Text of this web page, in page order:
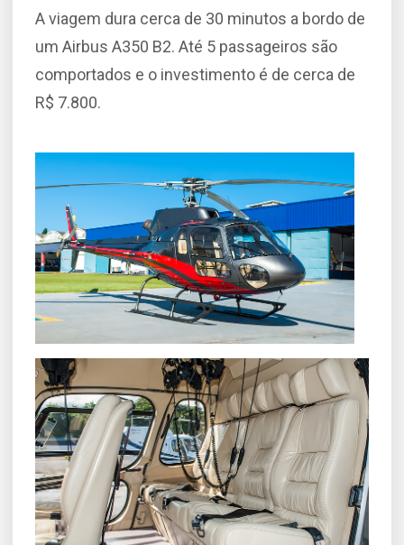
A viagem dura cerca de 30 minutos a bordo de
um Airbus A350 B2. Até 5 passageiros são
comportados e o investimento é de cerca de
R$ 7.800.